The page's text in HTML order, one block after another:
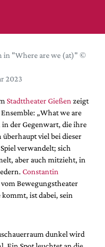
in "Where are we (at)" ©
2023
Stadttheater Gießen zeigt
„What we are
der Gegenwart, die ihre
viel bei dieser
verwandelt; sich
aber auch mitzieht, in
Constantin
Bewegungstheater
ist dabei, sein
dunkel wird